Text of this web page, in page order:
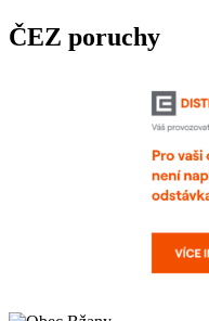
ČEZ poruchy